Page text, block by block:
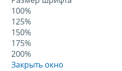
100%
125%
150%
175%
200%
Закрыть окно